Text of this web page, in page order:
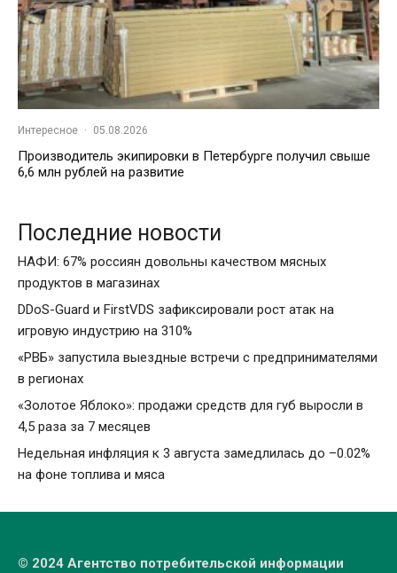
Интересное · 05.08.2026
Производитель экипировки в Петербурге получил свыше
6,6 млн рублей на развитие
Последние новости
НАФИ: 67% россиян довольны качеством мясных
продуктов в магазинах
DDoS-Guard и FirstVDS зафиксировали рост атак на
игровую индустрию на 310%
«РВБ» запустила выездные встречи с предпринимателями
в регионах
«Золотое Яблоко»: продажи средств для губ выросли в
4,5 раза за 7 месяцев
Недельная инфляция к 3 августа замедлилась до –0.02%
на фоне топлива и мяса
© 2024 Агентство потребительской информации